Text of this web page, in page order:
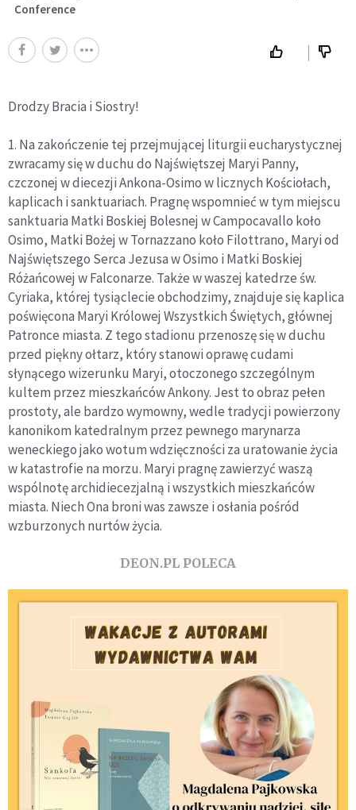
Conference
Drodzy Bracia i Siostry!
1. Na zakończenie tej przejmującej liturgii eucharystycznej
zwracamy się w duchu do Najświętszej Maryi Panny,
czczonej w diecezji Ankona-Osimo w licznych Kościołach,
kaplicach i sanktuariach. Pragnę wspomnieć w tym miejscu
sanktuaria Matki Boskiej Bolesnej w Campocavallo koło
Osimo, Matki Bożej w Tornazzano koło Filottrano, Maryi od
Najświętszego Serca Jezusa w Osimo i Matki Boskiej
Różańcowej w Falconarze. Także w waszej katedrze św.
Cyriaka, której tysiąclecie obchodzimy, znajduje się kaplica
poświęcona Maryi Królowej Wszystkich Świętych, głównej
Patronce miasta. Z tego stadionu przenoszę się w duchu
przed piękny ołtarz, który stanowi oprawę cudami
słynącego wizerunku Maryi, otoczonego szczególnym
kultem przez mieszkańców Ankony. Jest to obraz pełen
prostoty, ale bardzo wymowny, wedle tradycji powierzony
kanonikom katedralnym przez pewnego marynarza
weneckiego jako wotum wdzięczności za uratowanie życia
w katastrofie na morzu. Maryi pragnę zawierzyć waszą
wspólnotę archidiecezjalną i wszystkich mieszkańców
miasta. Niech Ona broni was zawsze i osłania pośród
wzburzonych nurtów życia.
DEON.PL POLECA